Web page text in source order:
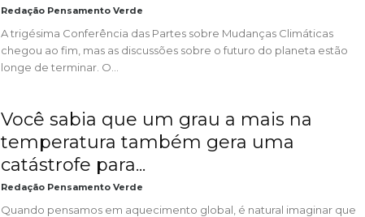
Redação Pensamento Verde
A trigésima Conferência das Partes sobre Mudanças Climáticas
chegou ao fim, mas as discussões sobre o futuro do planeta estão
longe de terminar. O...
Você sabia que um grau a mais na
temperatura também gera uma
catástrofe para...
Redação Pensamento Verde
Quando pensamos em aquecimento global, é natural imaginar que